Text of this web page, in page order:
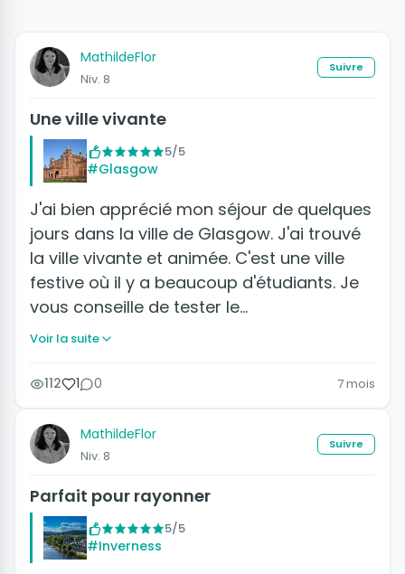
MathildeFlor
Niv. 8
Suivre
Une ville vivante
5/5
#Glasgow
J'ai bien apprécié mon séjour de quelques
jours dans la ville de Glasgow. J'ai trouvé
la ville vivante et animée. C'est une ville
festive où il y a beaucoup d'étudiants. Je
vous conseille de tester le…
Voir la suite
112 1 0 7 mois
MathildeFlor
Niv. 8
Suivre
Parfait pour rayonner
5/5
#Inverness